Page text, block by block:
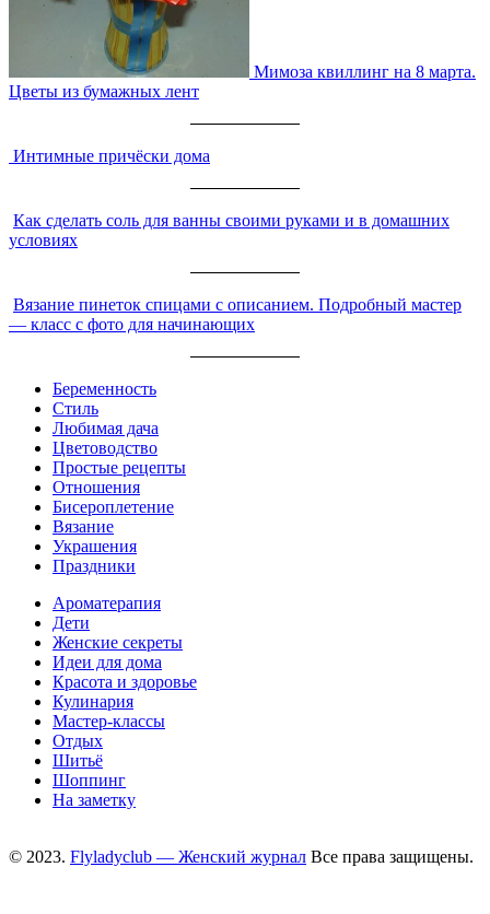
Мимоза квиллинг на 8 марта.
Цветы из бумажных лент
Интимные причёски дома
Как сделать соль для ванны своими руками и в домашних
условиях
Вязание пинеток спицами с описанием. Подробный мастер
— класс с фото для начинающих
Беременность
Стиль
Любимая дача
Цветоводство
Простые рецепты
Отношения
Бисероплетение
Вязание
Украшения
Праздники
Ароматерапия
Дети
Женские секреты
Идеи для дома
Красота и здоровье
Кулинария
Мастер-классы
Отдых
Шитьё
Шоппинг
На заметку
© 2023. Flyladyclub — Женский журнал Все права защищены.